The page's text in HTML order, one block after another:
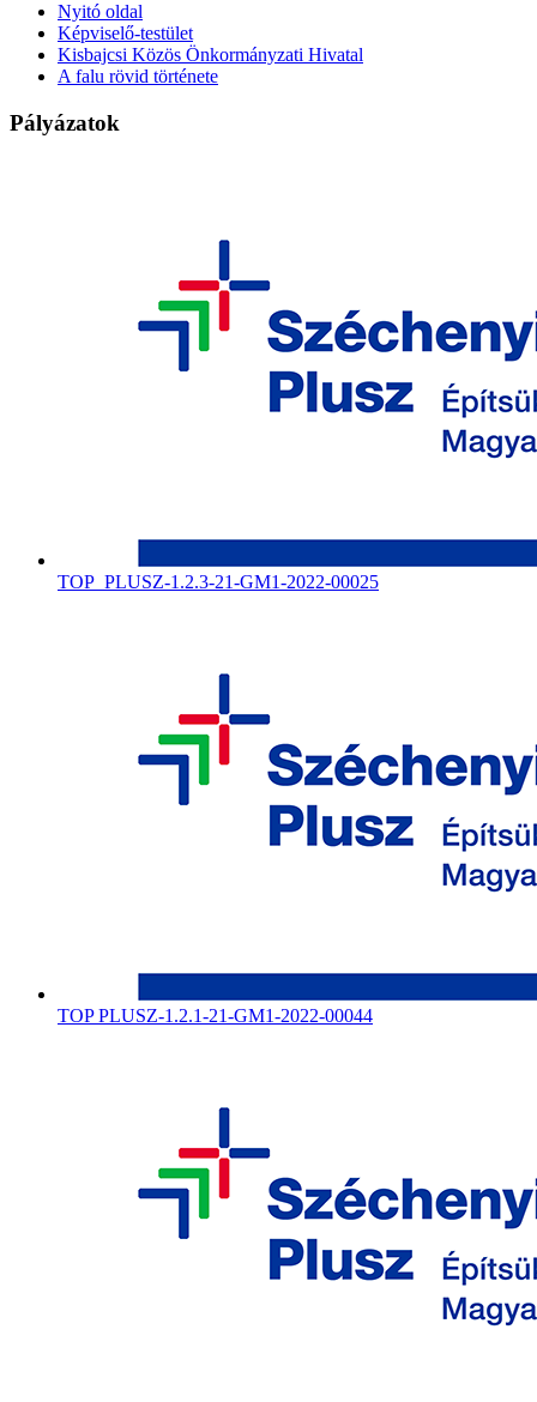
Nyitó oldal
Képviselő-testület
Kisbajcsi Közös Önkormányzati Hivatal
A falu rövid története
Pályázatok
TOP_PLUSZ-1.2.3-21-GM1-2022-00025
TOP PLUSZ-1.2.1-21-GM1-2022-00044